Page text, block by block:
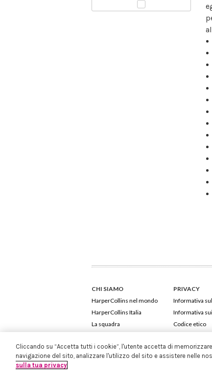
CHI SIAMO
HarperCollins nel mondo
HarperCollins Italia
La squadra
PRIVACY
Informativa
Informativa
Codice etico
Cliccando su “Accetta tutti i cookie”, l'utente accetta di
navigazione del sito, analizzare l'utilizzo del sito e assistere nelle
sulla tua privacy